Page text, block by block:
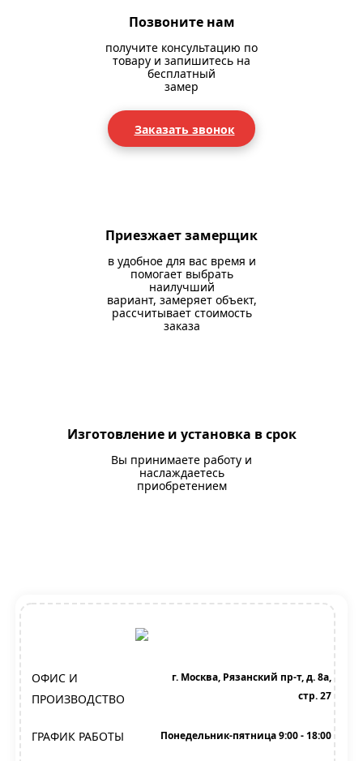
Позвоните нам
получите консультацию по
товару и запишитесь на
бесплатный
замер
Заказать звонок
Приезжает замерщик
в удобное для вас время и
помогает выбрать
наилучший
вариант, замеряет объект,
рассчитывает стоимость
заказа
Изготовление и установка в срок
Вы принимаете работу и
наслаждаетесь
приобретением
ОФИС И
ПРОИЗВОДСТВО
г. Москва, Рязанский пр-т, д. 8а,
стр. 27
ГРАФИК РАБОТЫ Понедельник-пятница 9:00 - 18:00